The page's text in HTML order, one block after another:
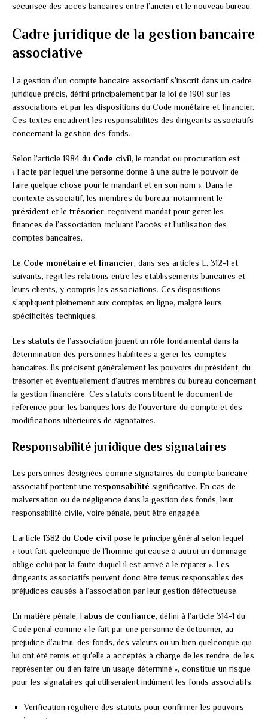
sécurisée des accès bancaires entre l’ancien et le nouveau bureau.
Cadre juridique de la gestion bancaire
associative
La gestion d’un compte bancaire associatif s’inscrit dans un cadre
juridique précis, défini principalement par la loi de 1901 sur les
associations et par les dispositions du Code monétaire et financier.
Ces textes encadrent les responsabilités des dirigeants associatifs
concernant la gestion des fonds.
Selon l’article 1984 du Code civil, le mandat ou procuration est
« l’acte par lequel une personne donne à une autre le pouvoir de
faire quelque chose pour le mandant et en son nom ». Dans le
contexte associatif, les membres du bureau, notamment le
président et le trésorier, reçoivent mandat pour gérer les
finances de l’association, incluant l’accès et l’utilisation des
comptes bancaires.
Le Code monétaire et financier, dans ses articles L. 312-1 et
suivants, régit les relations entre les établissements bancaires et
leurs clients, y compris les associations. Ces dispositions
s’appliquent pleinement aux comptes en ligne, malgré leurs
spécificités techniques.
Les statuts de l’association jouent un rôle fondamental dans la
détermination des personnes habilitées à gérer les comptes
bancaires. Ils précisent généralement les pouvoirs du président, du
trésorier et éventuellement d’autres membres du bureau concernant
la gestion financière. Ces statuts constituent le document de
référence pour les banques lors de l’ouverture du compte et des
modifications ultérieures de signataires.
Responsabilité juridique des signataires
Les personnes désignées comme signataires du compte bancaire
associatif portent une responsabilité significative. En cas de
malversation ou de négligence dans la gestion des fonds, leur
responsabilité civile, voire pénale, peut être engagée.
L’article 1382 du Code civil pose le principe général selon lequel
« tout fait quelconque de l’homme qui cause à autrui un dommage
oblige celui par la faute duquel il est arrivé à le réparer ». Les
dirigeants associatifs peuvent donc être tenus responsables des
préjudices causés à l’association par leur gestion défectueuse.
En matière pénale, l’abus de confiance, défini à l’article 314-1 du
Code pénal comme « le fait par une personne de détourner, au
préjudice d’autrui, des fonds, des valeurs ou un bien quelconque qui
lui ont été remis et qu’elle a acceptés à charge de les rendre, de les
représenter ou d’en faire un usage déterminé », constitue un risque
pour les signataires qui utiliseraient indûment les fonds associatifs.
Vérification régulière des statuts pour confirmer les pouvoirs